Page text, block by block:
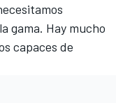
gama. Hay mucho
capaces de